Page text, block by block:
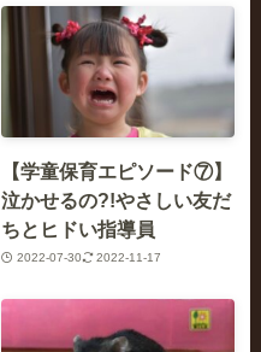
【学童保育エピソード⑦】
泣かせるの?!やさしい友だ
ちとヒドい指導員
2022-07-30 2022-11-17